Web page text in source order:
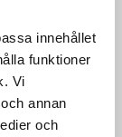
innehållet
funktioner
Vi
annan
och